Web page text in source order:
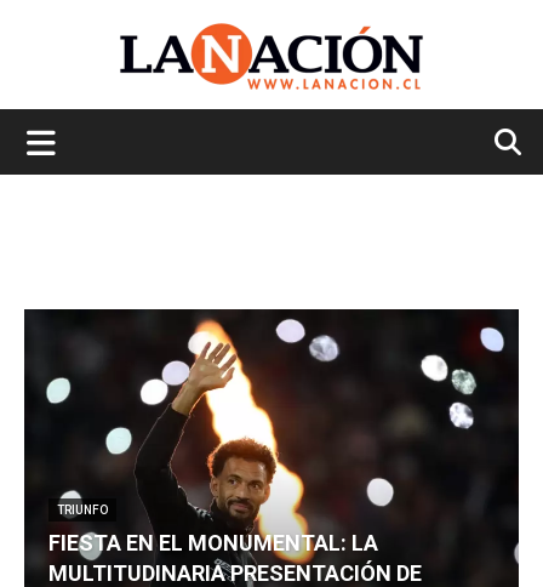
TRIUNFO
FIESTA EN EL MONUMENTAL: LA
MULTITUDINARIA PRESENTACIÓN DE